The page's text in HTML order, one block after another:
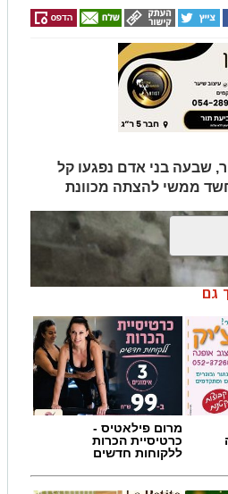
שבעה בני אדם נפגעו קל
ממשי להצתה מכוונת
גם
מרום פילאטיס -
כרטיסיית הכרות
ללקוחות חדשים